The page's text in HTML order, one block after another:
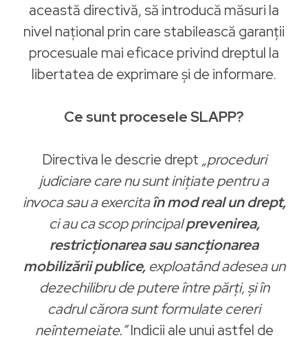
această directivă, să introducă măsuri la
nivel național prin care stabilească garanții
procesuale mai eficace privind dreptul la
libertatea de exprimare și de informare.
Ce sunt procesele SLAPP?
Directiva le descrie drept „proceduri
judiciare care nu sunt inițiate pentru a
invoca sau a exercitaîn mod real un drept,
ci au ca scop principalprevenirea,
restricționarea sau sancționarea
mobilizării publice, exploatând adesea un
dezechilibru de putere între părți, și în
cadrul cărora sunt formulate cereri
neîntemeiate.”Indicii ale unui astfel de